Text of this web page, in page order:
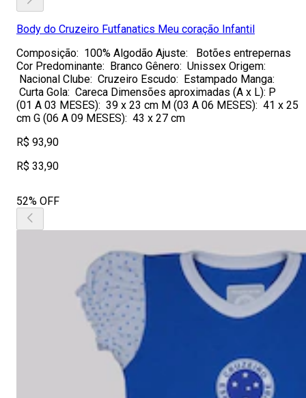
Body do Cruzeiro Futfanatics Meu coração Infantil
Composição: 100% Algodão Ajuste: Botões entrepernas
Cor Predominante: Branco Gênero: Unissex Origem:
Nacional Clube: Cruzeiro Escudo: Estampado Manga:
Curta Gola: Careca Dimensões aproximadas (A x L): P
(01 A 03 MESES): 39 x 23 cm M (03 A 06 MESES): 41 x 25
cm G (06 A 09 MESES): 43 x 27 cm
R$ 93,90
R$ 33,90
52% OFF